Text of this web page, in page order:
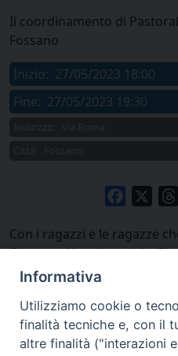
Il coordinamento di
Fossano
Inizio: 27/05/2023 18:00
Fine: 27/05/2023 19:30
Facebook
Con i ragazzi e le ragazze
Giornata Mondiale della
Informativa
Utilizziamo cookie o
finalità tecniche e, con il
altre finalità ("interazioni